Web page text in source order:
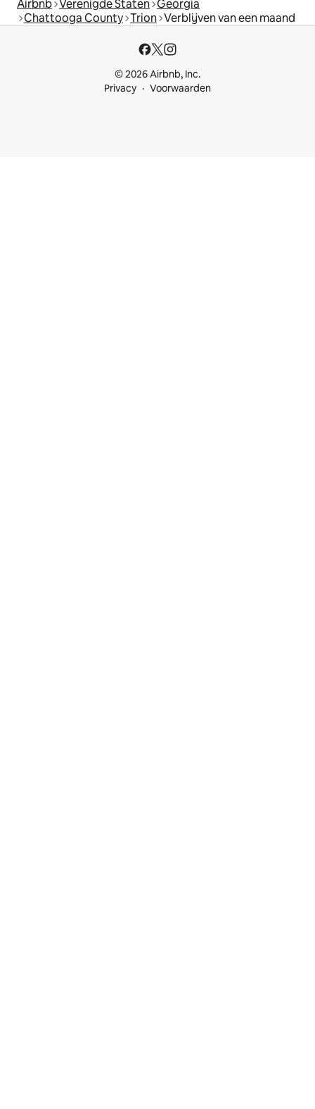
Airbnb Verenigde Staten Georgia
Chattooga County Trion Verblijven van een maand
© 2026 Airbnb, Inc.
Privacy
Voorwaarden